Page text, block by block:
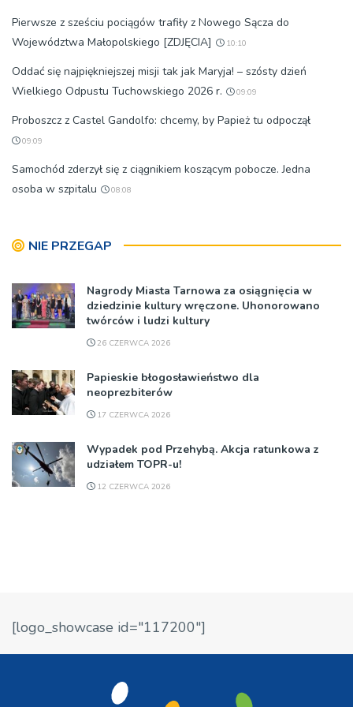
Pierwsze z sześciu pociągów trafiły z Nowego Sącza do
Województwa Małopolskiego [ZDJĘCIA]
10:10
Oddać się najpiękniejszej misji tak jak Maryja! – szósty dzień
Wielkiego Odpustu Tuchowskiego 2026 r.
09:09
Proboszcz z Castel Gandolfo: chcemy, by Papież tu odpoczął
09:09
Samochód zderzył się z ciągnikiem koszącym pobocze. Jedna
osoba w szpitalu
08:08
NIE PRZEGAP
Nagrody Miasta Tarnowa za osiągnięcia w
dziedzinie kultury wręczone. Uhonorowano
twórców i ludzi kultury
26 CZERWCA 2026
Papieskie błogosławieństwo dla
neoprezbiterów
17 CZERWCA 2026
Wypadek pod Przehybą. Akcja ratunkowa z
udziałem TOPR-u!
12 CZERWCA 2026
[logo_showcase id="117200"]